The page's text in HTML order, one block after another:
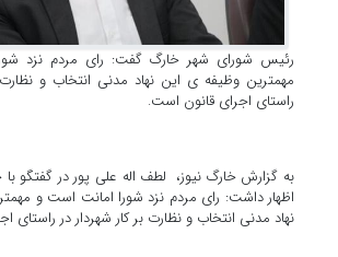
رئیس شورای شهر خارگ گفت: رای مردم نزد
مهمترین وظیفه ی این نهاد مدنی انتخاب و نظارت
راستای اجرای قانون است.
به گزارش خارگ نیوز، لطف اله علی پور در گفتگو با
اظهار داشت: رای مردم نزد شورا امانت است و
نهاد مدنی انتخاب و نظارت بر کار شهردار در راستای